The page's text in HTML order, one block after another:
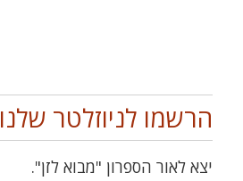
הרשמו לניוזלטר שלנו
יצא לאור הספרון "מבוא לזן".